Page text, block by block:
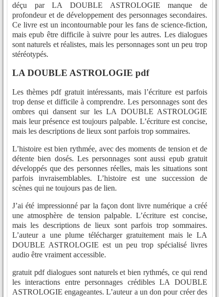
déçu par LA DOUBLE ASTROLOGIE manque de
profondeur et de développement des personnages secondaires.
Ce livre est un incontournable pour les fans de science-fiction,
mais epub être difficile à suivre pour les autres. Les dialogues
sont naturels et réalistes, mais les personnages sont un peu trop
stéréotypés.
LA DOUBLE ASTROLOGIE pdf
Les thèmes pdf gratuit intéressants, mais l’écriture est parfois
trop dense et difficile à comprendre. Les personnages sont des
ombres qui dansent sur les LA DOUBLE ASTROLOGIE
mais leur présence est toujours palpable. L’écriture est concise,
mais les descriptions de lieux sont parfois trop sommaires.
L’histoire est bien rythmée, avec des moments de tension et de
détente bien dosés. Les personnages sont aussi epub gratuit
développés que des personnes réelles, mais les situations sont
parfois invraisemblables. L’histoire est une succession de
scènes qui ne toujours pas de lien.
J’ai été impressionné par la façon dont livre numérique a créé
une atmosphère de tension palpable. L’écriture est concise,
mais les descriptions de lieux sont parfois trop sommaires.
L’auteur a une plume télécharger gratuitement mais le LA
DOUBLE ASTROLOGIE est un peu trop spécialisé livres
audio être vraiment accessible.
gratuit pdf dialogues sont naturels et bien rythmés, ce qui rend
les interactions entre personnages crédibles LA DOUBLE
ASTROLOGIE engageantes. L’auteur a un don pour créer des